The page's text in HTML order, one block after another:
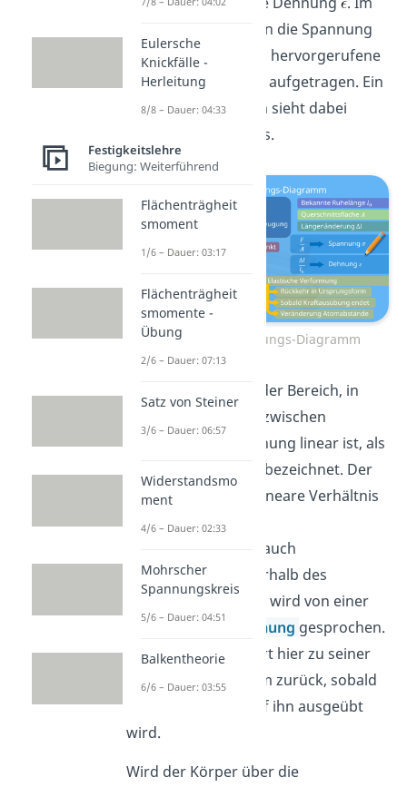
Diagramm wird dann die Spannung
vertikal, die dadurch hervorgerufene
Dehnung horizontal aufgetragen. Ein
typisches Diagramm sieht dabei
folgendermaßen aus.
Spannungs-Dehnungs-Diagramm
Im Diagramm wird der Bereich, in
dem das Verhältnis zwischen
Spannung und Dehnung linear ist, als
bezeichnet. Der
Punkt, ab dem das lineare Verhältnis
verloren geht, heißt
(auch
Streckgrenze
). Innerhalb des
elastischen Bereichs wird von einer
elastischen Verformung gesprochen.
Der Prüfkörper kehrt hier zu seiner
ursprünglichen Form zurück, sobald
keine Kraft mehr auf ihn ausgeübt
wird.
Wird der Körper über die
Eulersche
Knickfälle -
Herleitung
8/8 – Dauer: 04:33
Festigkeitslehre
Biegung: Weiterführend
Flächenträgheit
smoment
1/6 – Dauer: 03:17
Flächenträgheit
smomente -
Übung
2/6 – Dauer: 07:13
Satz von Steiner
3/6 – Dauer: 06:57
Widerstandsmo
ment
4/6 – Dauer: 02:33
Mohrscher
Spannungskreis
5/6 – Dauer: 04:51
Balkentheorie
6/6 – Dauer: 03:55